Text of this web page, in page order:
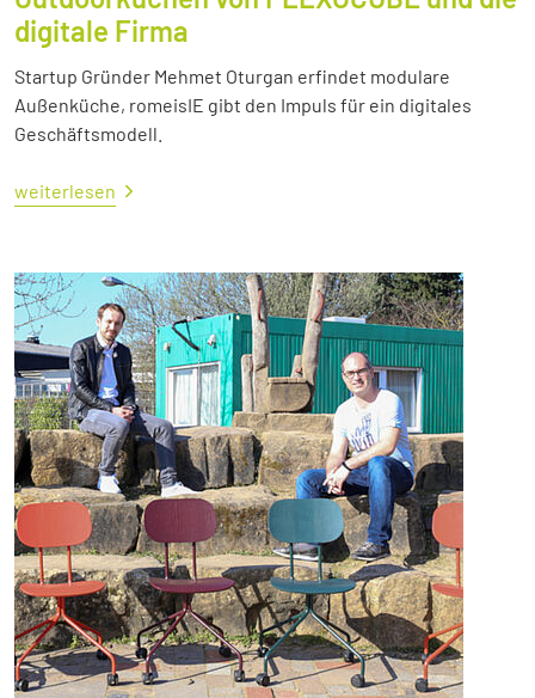
digitale Firma
Startup Gründer Mehmet Oturgan erfindet modulare
Außenküche, romeisIE gibt den Impuls für ein digitales
Geschäftsmodell.
weiterlesen